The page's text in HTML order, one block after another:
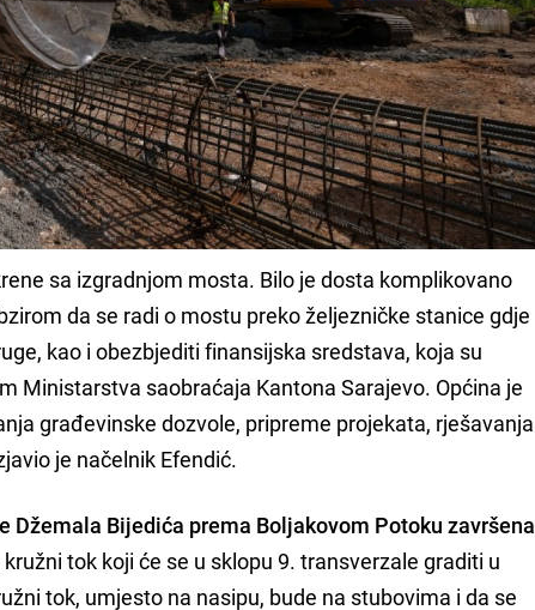
sa izgradnjom mosta. Bilo je dosta komplikovano
da se radi o mostu preko željezničke stanice gdje
kao i obezbjediti finansijska sredstava, koja su
Ministarstva saobraćaja Kantona Sarajevo. Općina je
građevinske dozvole, pripreme projekata, rješavanja
je načelnik Efendić.
Džemala Bijedića prema Boljakovom Potoku završena
tok koji će se u sklopu 9. transverzale graditi u
tok, umjesto na nasipu, bude na stubovima i da se